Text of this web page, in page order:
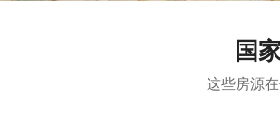
国
这些房源